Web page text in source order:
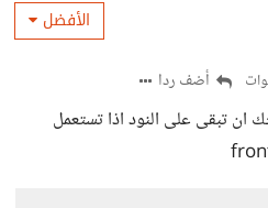
الأفضل
أضف ردا
ان تبقى على النود اذا تستعمل